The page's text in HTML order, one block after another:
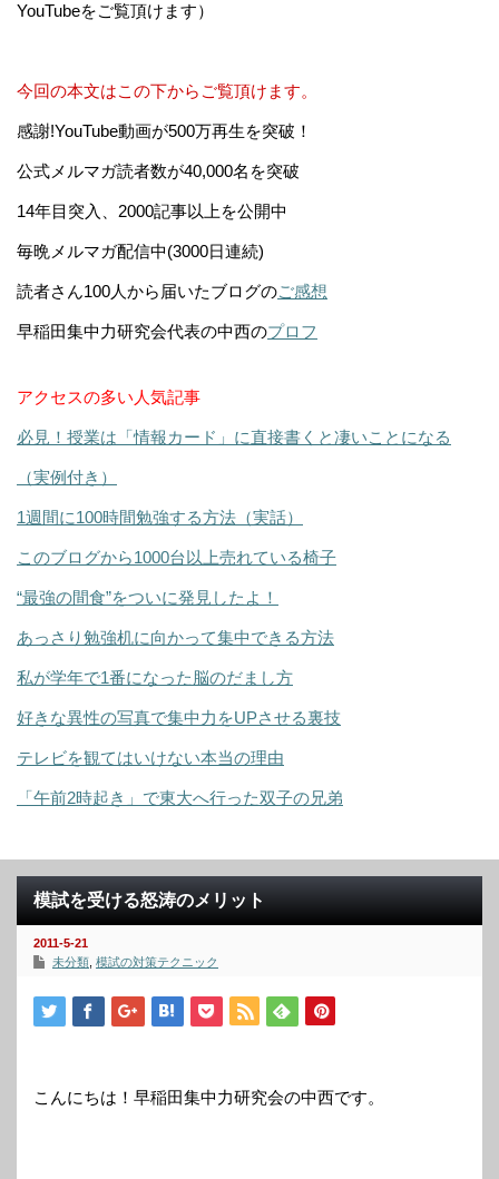
YouTubeをご覧頂けます）
今回の本文はこの下からご覧頂けます。
感謝!YouTube動画が500万再生を突破！
公式メルマガ読者数が40,000名を突破
14年目突入、2000記事以上を公開中
毎晩メルマガ配信中(3000日連続)
読者さん100人から届いたブログのご感想
早稲田集中力研究会代表の中西のプロフ
アクセスの多い人気記事
必見！授業は「情報カード」に直接書くと凄いことになる
（実例付き）
1週間に100時間勉強する方法（実話）
このブログから1000台以上売れている椅子
“最強の間食”をついに発見したよ！
あっさり勉強机に向かって集中できる方法
私が学年で1番になった脳のだまし方
好きな異性の写真で集中力をUPさせる裏技
テレビを観てはいけない本当の理由
「午前2時起き」で東大へ行った双子の兄弟
模試を受ける怒涛のメリット
2011-5-21
未分類 模試の対策テクニック
こんにちは！早稲田集中力研究会の中西です。